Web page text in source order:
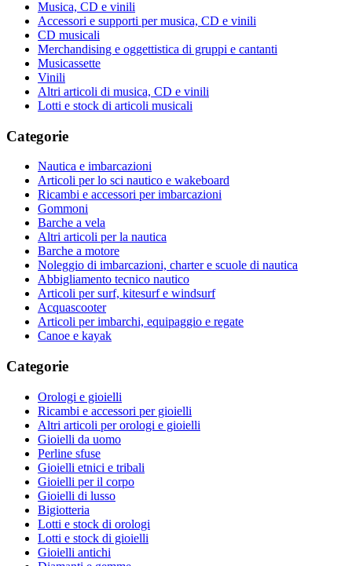
Musica, CD e vinili
Accessori e supporti per musica, CD e vinili
CD musicali
Merchandising e oggettistica di gruppi e cantanti
Musicassette
Vinili
Altri articoli di musica, CD e vinili
Lotti e stock di articoli musicali
Categorie
Nautica e imbarcazioni
Articoli per lo sci nautico e wakeboard
Ricambi e accessori per imbarcazioni
Gommoni
Barche a vela
Altri articoli per la nautica
Barche a motore
Noleggio di imbarcazioni, charter e scuole di nautica
Abbigliamento tecnico nautico
Articoli per surf, kitesurf e windsurf
Acquascooter
Articoli per imbarchi, equipaggio e regate
Canoe e kayak
Categorie
Orologi e gioielli
Ricambi e accessori per gioielli
Altri articoli per orologi e gioielli
Gioielli da uomo
Perline sfuse
Gioielli etnici e tribali
Gioielli per il corpo
Gioielli di lusso
Bigiotteria
Lotti e stock di orologi
Lotti e stock di gioielli
Gioielli antichi